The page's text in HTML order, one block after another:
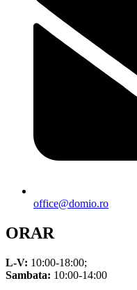
office@domio.ro
ORAR
L-V: 10:00-18:00;
Sambata: 10:00-14:00